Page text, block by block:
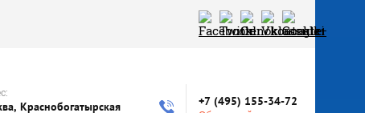
Краснобогатырская
+7 (495) 155-34-72